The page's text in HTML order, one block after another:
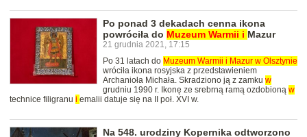
Po ponad 3 dekadach cenna ikona
powróciła do Muzeum Warmii i Mazur
21 grudnia 2021, 17:15
Po 31 latach do Muzeum Warmii i Mazur w Olsztynie
wróciła ikona rosyjska z przedstawieniem
Archanioła Michała. Skradziono ją z zamku w
grudniu 1990 r. Ikonę ze srebrną ramą ozdobioną w
technice filigranu i emalii datuje się na II poł. XVI w.
Na 548. urodziny Kopernika odtworzono